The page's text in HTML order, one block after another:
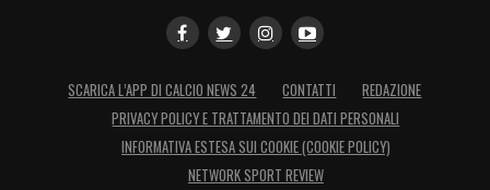
SCARICA L’APP DI CALCIO NEWS 24 CONTATTI
REDAZIONE
PRIVACY POLICY E TRATTAMENTO DEI DATI PERSONALI
INFORMATIVA ESTESA SUI COOKIE (COOKIE POLICY)
NETWORK SPORT REVIEW